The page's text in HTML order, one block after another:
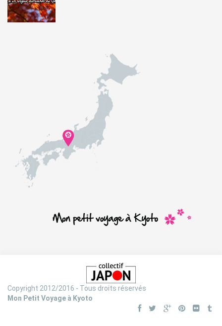
Copyright 2012/2016 - Tous droits réservés
Mon Petit Voyage à Kyoto